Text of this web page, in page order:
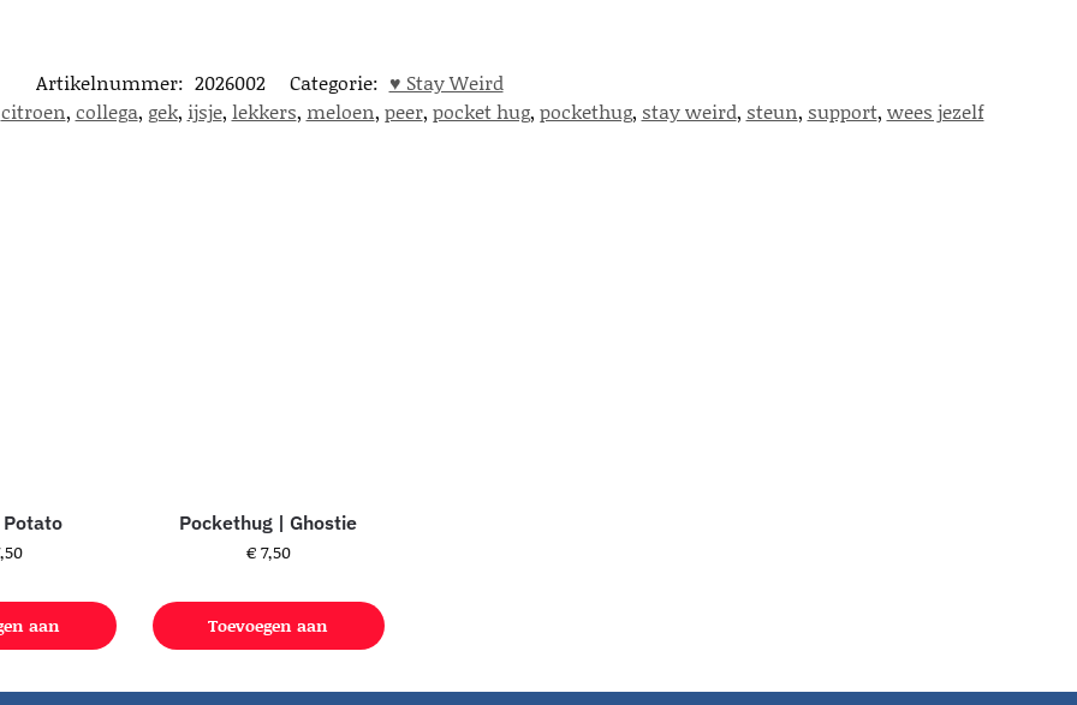
Artikelnummer: 2026002 Categorie: ♥︎ Stay Weird
citroen, collega, gek, ijsje, lekkers, meloen, peer, pocket hug, pockethug, stay weird, steun, support, wees jezelf
Potato
aan
Pockethug | Ghostie
€7,50
Toevoegen aan